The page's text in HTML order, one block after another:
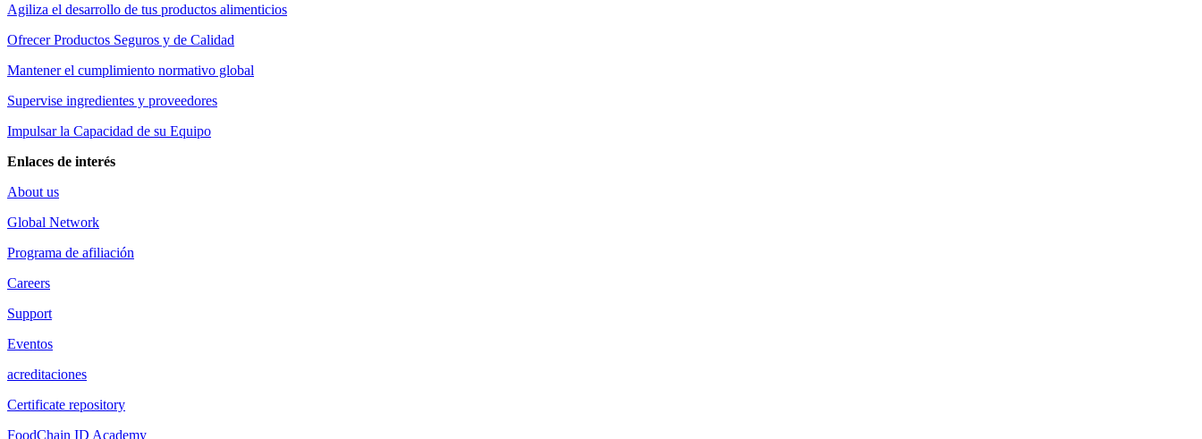
Agiliza el desarrollo de tus productos alimenticios
Ofrecer Productos Seguros y de Calidad
Mantener el cumplimiento normativo global
Supervise ingredientes y proveedores
Impulsar la Capacidad de su Equipo
Enlaces de interés
About us
Global Network
Programa de afiliación
Careers
Support
Eventos
acreditaciones
Certificate repository
FoodChain ID Academy